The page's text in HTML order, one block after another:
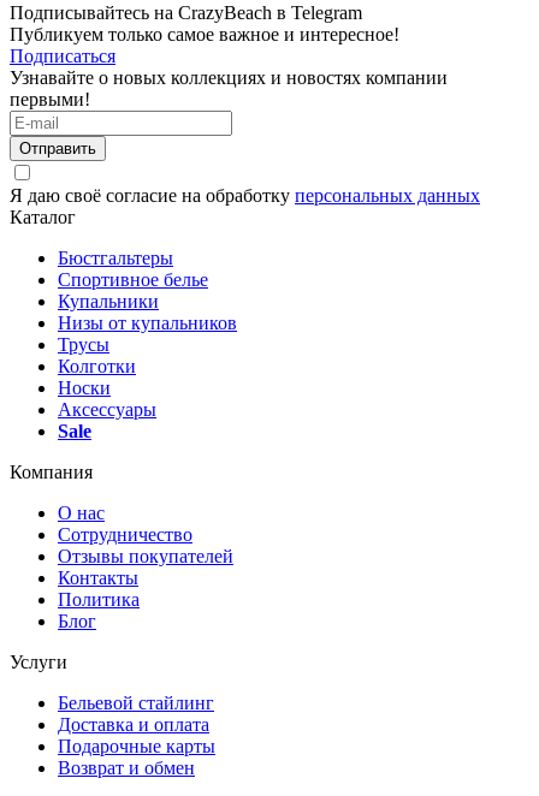
Подписывайтесь на CrazyBeach в Telegram
Публикуем только самое важное и интересное!
Подписаться
Узнавайте о новых коллекциях и новостях компании
первыми!
Отправить
Я даю своё согласие на обработку персональных данных
Каталог
Бюстгальтеры
Спортивное белье
Купальники
Низы от купальников
Трусы
Колготки
Носки
Аксессуары
Sale
Компания
О нас
Сотрудничество
Отзывы покупателей
Контакты
Политика
Блог
Услуги
Бельевой стайлинг
Доставка и оплата
Подарочные карты
Возврат и обмен